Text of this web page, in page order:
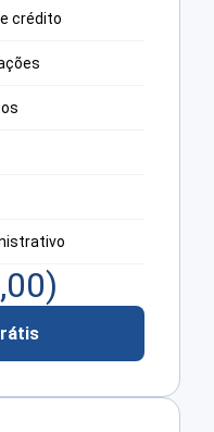
crédito
)